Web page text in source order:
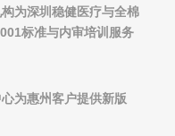
为深圳稳健医疗与全棉
标准与内审培训服务
为惠州客户提供新版